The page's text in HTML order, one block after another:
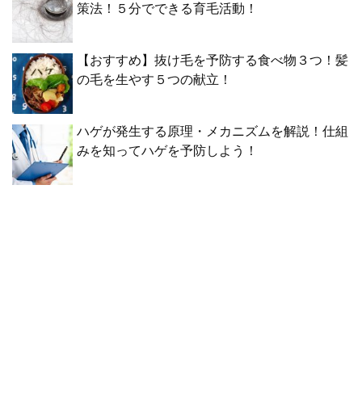
策法！５分でできる育毛活動！
【おすすめ】抜け毛を予防する食べ物３つ！髪
の毛を生やす５つの献立！
ハゲが発生する原理・メカニズムを解説！仕組
みを知ってハゲを予防しよう！